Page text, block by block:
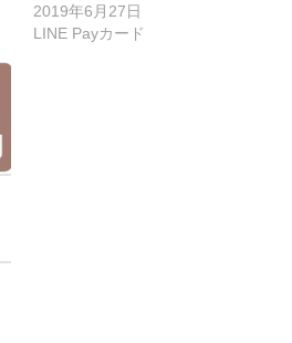
2019年6月27日
LINE Payカード